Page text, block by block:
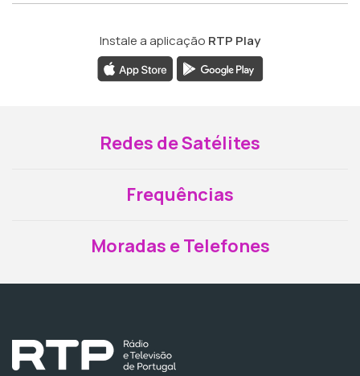
Instale a aplicação RTP Play
Redes de Satélites
Frequências
Moradas e Telefones